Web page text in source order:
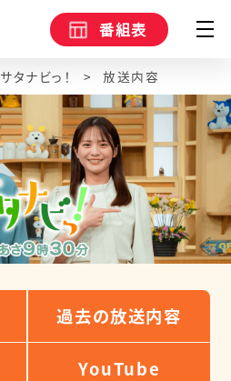
番組表
サタナビっ！ 放送内容
過去の放送内容
YouTube